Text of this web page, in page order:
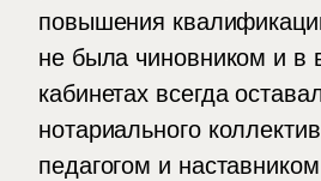
повышения
не была чиновником и в
кабинетах всегда
нотариального
педагогом и